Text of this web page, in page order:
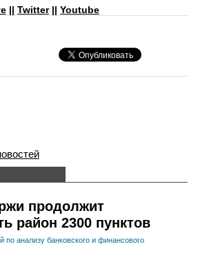
|| Twitter|| Youtube
продолжит
район 2300 пунктов
анализу банковского и финансового